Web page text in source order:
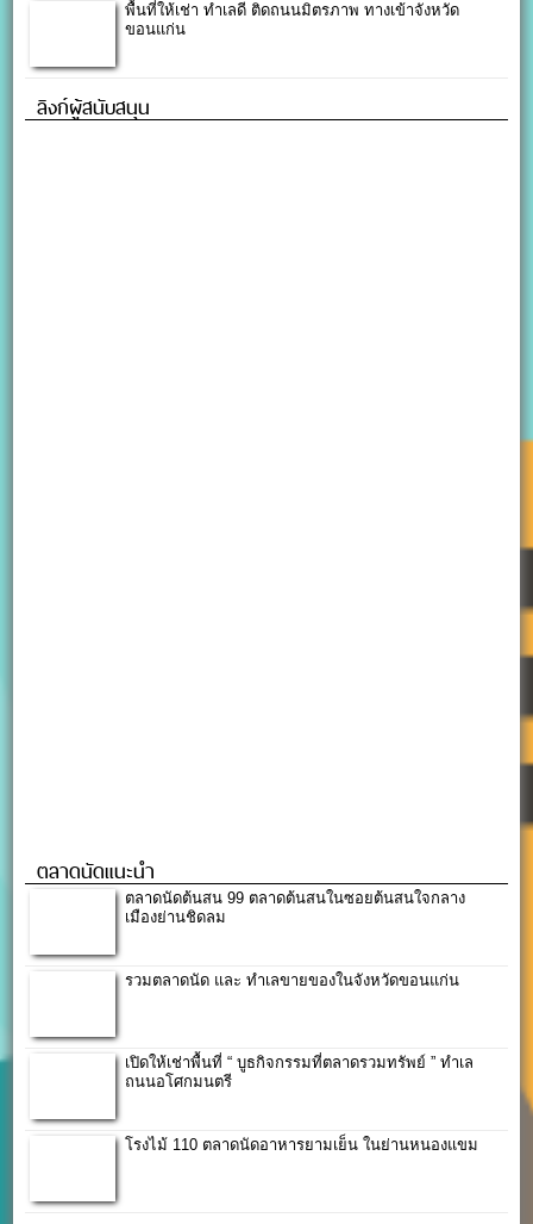
พื้นที่ให้เช่า ทำเลดี ติดถนนมิตรภาพ ทางเข้าจังหวัด
ขอนแก่น
ลิงก์ผู้สนับสนุน
ตลาดนัดแนะนำ
ตลาดนัดต้นสน 99 ตลาดต้นสนในซอยต้นสนใจกลาง
เมืองย่านชิดลม
รวมตลาดนัด และ ทำเลขายของในจังหวัดขอนแก่น
เปิดให้เช่าพื้นที่ “ บูธกิจกรรมที่ตลาดรวมทรัพย์ ” ทำเล
ถนนอโศกมนตรี
โรงไม้ 110 ตลาดนัดอาหารยามเย็น ในย่านหนองแขม